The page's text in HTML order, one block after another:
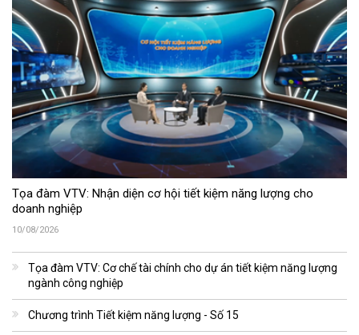
Tọa đàm VTV: Nhận diện cơ hội tiết kiệm năng lượng cho
doanh nghiệp
10/08/2026
Tọa đàm VTV: Cơ chế tài chính cho dự án tiết kiệm năng lượng
ngành công nghiệp
Chương trình Tiết kiệm năng lượng - Số 15